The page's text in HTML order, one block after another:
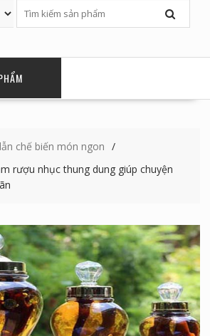
chế biến món ngon
rượu nhục thung dung giúp chuyện